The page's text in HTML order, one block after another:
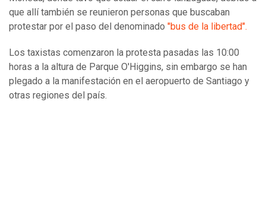
que allí también se reunieron personas que buscaban
protestar por el paso del denominado "bus de la libertad".
Los taxistas comenzaron la protesta pasadas las 10:00
horas a la altura de Parque O'Higgins, sin embargo se han
plegado a la manifestación en el aeropuerto de Santiago y
otras regiones del país.